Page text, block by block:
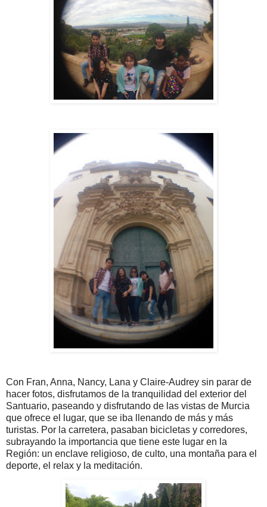
Con Fran, Anna, Nancy, Lana y Claire-Audrey sin parar de
hacer fotos, disfrutamos de la tranquilidad del exterior del
Santuario, paseando y disfrutando de las vistas de Murcia
que ofrece el lugar, que se iba llenando de más y más
turistas. Por la carretera, pasaban bicicletas y corredores,
subrayando la importancia que tiene este lugar en la
Región: un enclave religioso, de culto, una montaña para el
deporte, el relax y la meditación.